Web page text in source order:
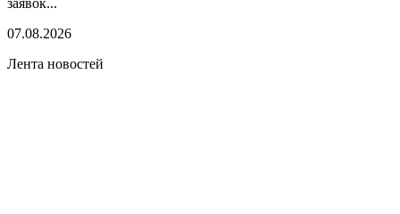
07.08.2026
Лента новостей